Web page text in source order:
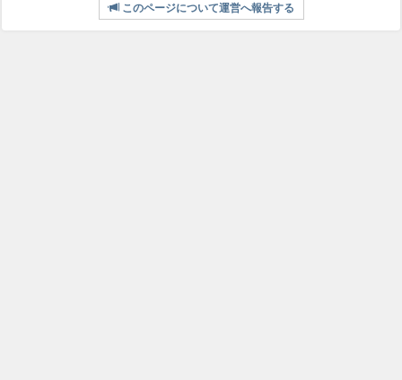
このページについて運営へ報告する